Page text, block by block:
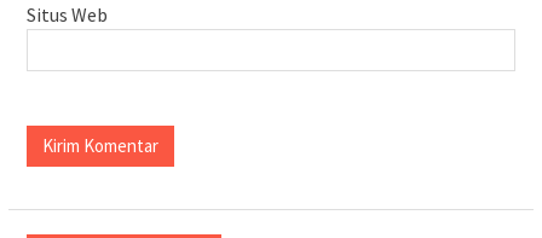
Situs Web